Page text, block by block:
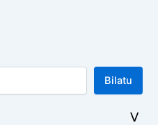
Bilatu